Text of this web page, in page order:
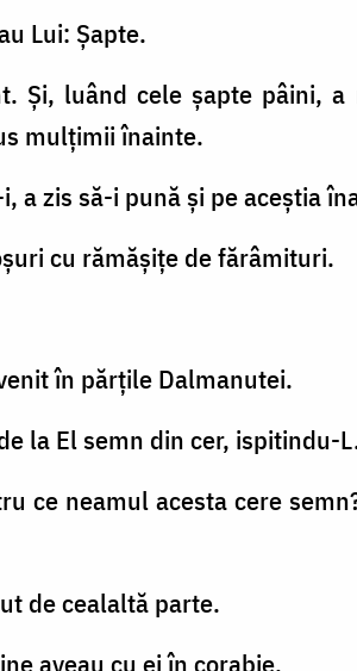
Lui: Șapte.
Şi, luând cele şapte pâini,
mulţimii înainte.
a zis să-i pună şi pe aceştia
cu rămăşiţe de fărâmituri.
în părţile Dalmanutei.
la El semn din cer, ispitindu-
ce neamul acesta cere
de cealaltă parte.
aveau cu ei în corabie.